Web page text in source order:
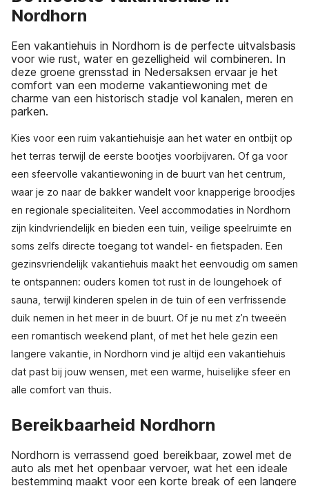
Nordhorn
Een vakantiehuis in Nordhorn is de perfecte uitvalsbasis
voor wie rust, water en gezelligheid wil combineren. In
deze groene grensstad in Nedersaksen ervaar je het
comfort van een moderne vakantiewoning met de
charme van een historisch stadje vol kanalen, meren en
parken.
Kies voor een ruim vakantiehuisje aan het water en ontbijt op
het terras terwijl de eerste bootjes voorbijvaren. Of ga voor
een sfeervolle vakantiewoning in de buurt van het centrum,
waar je zo naar de bakker wandelt voor knapperige broodjes
en regionale specialiteiten. Veel accommodaties in Nordhorn
zijn kindvriendelijk en bieden een tuin, veilige speelruimte en
soms zelfs directe toegang tot wandel- en fietspaden. Een
gezinsvriendelijk vakantiehuis maakt het eenvoudig om samen
te ontspannen: ouders komen tot rust in de loungehoek of
sauna, terwijl kinderen spelen in de tuin of een verfrissende
duik nemen in het meer in de buurt. Of je nu met z’n tweeën
een romantisch weekend plant, of met het hele gezin een
langere vakantie, in Nordhorn vind je altijd een vakantiehuis
dat past bij jouw wensen, met een warme, huiselijke sfeer en
alle comfort van thuis.
Bereikbaarheid Nordhorn
Nordhorn is verrassend goed bereikbaar, zowel met de
auto als met het openbaar vervoer, wat het een ideale
bestemming maakt voor een korte break of een langere